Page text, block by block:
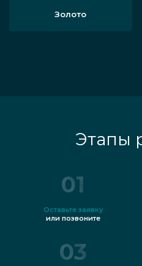
Золото
Этапы
01
Оставьте заявку
или позвоните
03